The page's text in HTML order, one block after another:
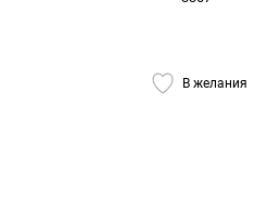
В желания